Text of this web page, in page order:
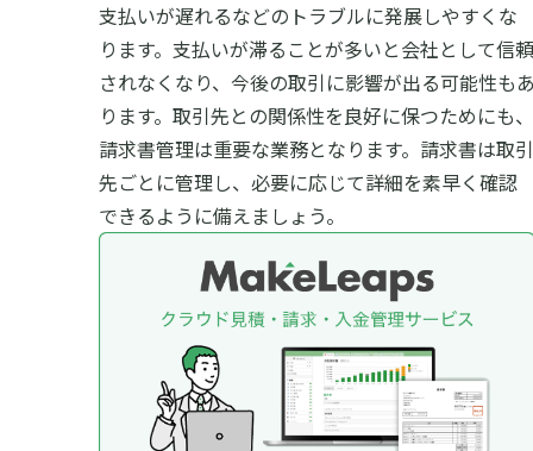
支払いが遅れるなどのトラブルに発展しやすくな
ります。支払いが滞ることが多いと会社として信頼
されなくなり、今後の取引に影響が出る可能性も
ります。 取引先との関係性を良好に保つためにも、
請求書管理は重要な業務となります。請求書は取引
先ごとに管理し、必要に応じて詳細を素早く確認
できるように備えましょう。